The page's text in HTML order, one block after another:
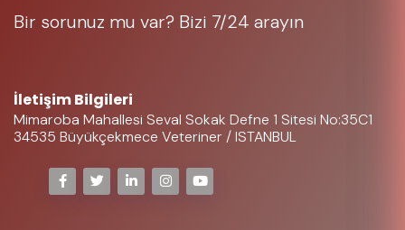
Bir sorunuz mu var? Bizi 7/24 arayın
İletişim Bilgileri
Mimaroba Mahallesi Seval Sokak Defne 1 Sitesi No:35C1
34535 Büyükçekmece Veteriner / ISTANBUL